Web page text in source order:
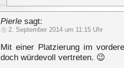
Pierle sagt:
2. September 2014 um 11:15 Uhr
Mit einer Platzierung im
doch würdevoll vertreten. 😉